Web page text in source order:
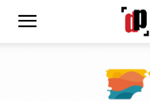
Diario